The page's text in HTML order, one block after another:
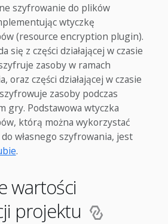
szyfrowanie do plików
wtyczkę
(resource encryption plugin).
się z części działającej w czasie
zasoby w ramach
oraz części działającej w czasie
zasoby podczas
gry. Podstawowa wtyczka
którą można wykorzystać
własnego szyfrowania, jest
.
wartości
projektu